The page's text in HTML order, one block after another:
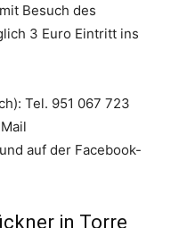
Besuch des
3 Euro Eintritt ins
Tel. 951 067 723
auf der Facebook-
in Torre